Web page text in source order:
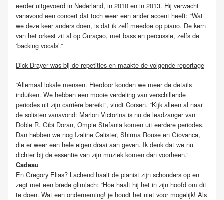
eerder uitgevoerd in Nederland, in 2010 en in 2013. Hij verwacht
vanavond een concert dat toch weer een ander accent heeft: “Wat
we deze keer anders doen, is dat ik zelf meedoe op piano. De kern
van het orkest zit al op Curaçao, met bass en percussie, zelfs de
‘backing vocals’.”
Dick Drayer was bij de repetities en maakte de volgende reportage
“Allemaal lokale mensen. Hierdoor konden we meer de details
induiken. We hebben een mooie verdeling van verschillende
periodes uit zijn carrière bereikt”, vindt Corsen. “Kijk alleen al naar
de solisten vanavond: Marlon Victorina is nu de leadzanger van
Doble R. Gibi Doran, Ompie Stefania komen uit eerdere periodes.
Dan hebben we nog Izaline Calister, Shirma Rouse en Giovanca,
die er weer een hele eigen draai aan geven. Ik denk dat we nu
dichter bij de essentie van zijn muziek komen dan voorheen.”
Cadeau
En Gregory Elias? Lachend haalt de pianist zijn schouders op en
zegt met een brede glimlach: “Hoe haalt hij het in zijn hoofd om dit
te doen. Wat een onderneming! je houdt het niet voor mogelijk! Als